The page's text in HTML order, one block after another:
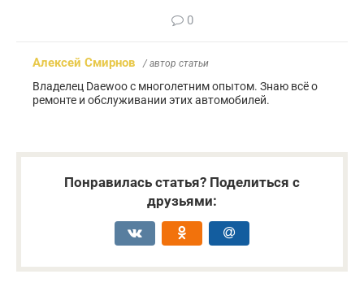
0
Алексей Смирнов / автор статьи
Владелец Daewoo с многолетним опытом. Знаю всё о
ремонте и обслуживании этих автомобилей.
Понравилась статья? Поделиться с
друзьями: